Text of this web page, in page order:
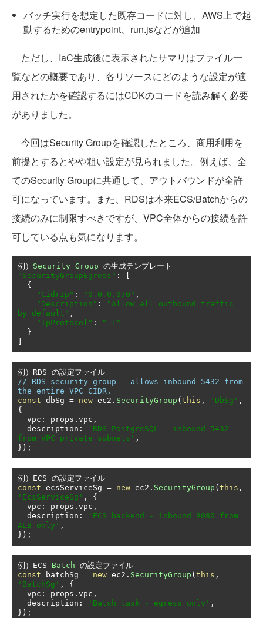
バッチ実行を想定した既存コードに対し、AWS上で起
動するためのentrypoint、run.jsなどが追加
ただし、IaC生成後に表示されたサマリはファイル一
覧などの概要であり、各リソースにどのような設定が適
用されたかを確認するにはCDKのコードを読み解く必要
がありました。
今回はSecurity Groupを確認したところ、商用利用を
前提とするとやや粗い設定が見られました。例えば、全
てのSecurity Groupに共通して、アウトバウンドが全許
可になっています。また、RDSは本来ECS/Batchからの
接続のみに制限すべきですが、VPC全体からの接続を許
可している点も気になります。
例） Security Group の生成テンプレート
"SecurityGroupEgress" :
{
"CidrIp" : "0.0.0.0/0" ,
"Description" :
"Allow all outbound traffic
by default" ,
"IpProtocol" :
"-1"
}
例） RDS の設定ファイル
// RDS security group — allows inbound 5432 from
the entire VPC CIDR.
const dbSg = new ec2 . SecurityGroup ( this , 'DbSg' ,
{
  vpc
: props . vpc ,
  description
:
'RDS PostgreSQL - inbound 5432
from VPC private subnets' ,
});
例） ECS の設定ファイル
const ecsServiceSg = new ec2 . SecurityGroup ( this ,
'EcsServiceSg' ,
{
  vpc
: props . vpc ,
  description
:
'ECS backend - inbound 8080 from
ALB only' ,
});
例） ECS Batch の設定ファイル
const batchSg = new ec2 . SecurityGroup ( this ,
'BatchSg' ,
{
  vpc
: props . vpc ,
  description
: 'Batch task - egress only' ,
});